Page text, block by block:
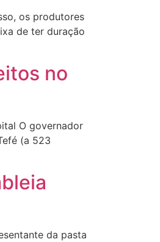
os produtores
de ter duração
no
O governador
(a 523
da pasta